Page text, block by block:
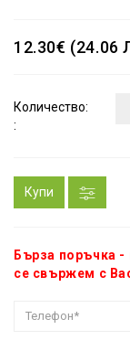
12.30€ (24.06
Количество:
:
Купи
Бърза поръчка
се свържем с